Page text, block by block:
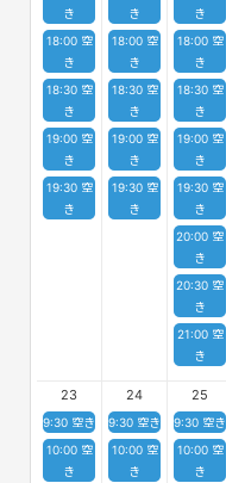
き
18:00 空
き
18:30 空
き
19:00 空
き
19:30 空
き
き
18:00 空
き
18:30 空
き
19:00 空
き
19:30 空
き
き
18:00 空
き
18:30 空
き
19:00 空
き
19:30 空
き
20:00 空
き
20:30 空
き
21:00 空
き
23
9:30 空き
10:00 空
き
24
9:30 空き
10:00 空
き
25
9:30 空き
10:00 空
き